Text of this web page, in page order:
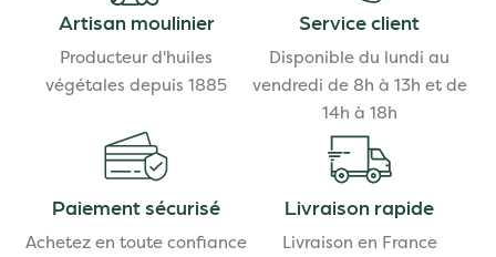
Artisan moulinier
Producteur d'huiles
végétales depuis 1885
Service client
Disponible du lundi au
vendredi de 8h à 13h et de
14h à 18h
Paiement sécurisé
Achetez en toute confiance
Livraison rapide
Livraison en France